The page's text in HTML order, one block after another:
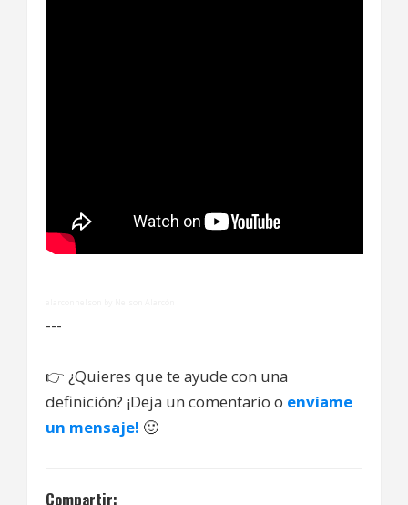
---
👉 ¿Quieres que te ayude con una
definición? ¡Deja un comentario o envíame
un mensaje! 🙂
Compartir: